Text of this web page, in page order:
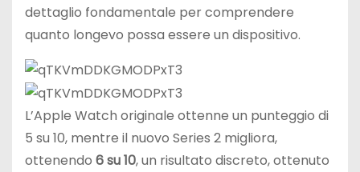
dettaglio fondamentale per comprendere
quanto longevo possa essere un dispositivo.
L’Apple Watch originale ottenne un punteggio di
5 su 10, mentre il nuovo Series 2 migliora,
ottenendo 6 su 10, un risultato discreto, ottenuto